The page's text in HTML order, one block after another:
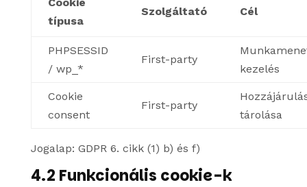
típusa
Szolgáltató Cél
PHPSESSID
/ wp_*
First-party
kezelés
Cookie
consent
First-party
tárolása
Jogalap: GDPR 6. cikk (1) b) és f)
4.2 Funkcionális cookie-k